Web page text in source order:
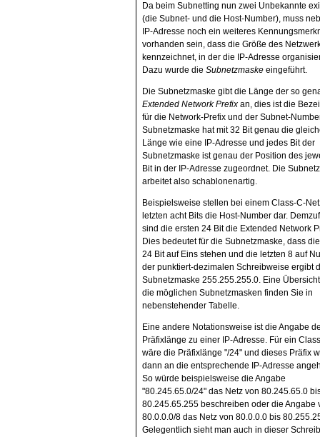
Da beim Subnetting nun zwei Unbekannte
(die Subnet- und die Host-Number), muss
IP-Adresse noch ein weiteres
vorhanden sein, dass die Größe des
kennzeichnet, in der die IP-Adresse
Dazu wurde die Subnetzmaskeeingeführt.
Die Subnetzmaske gibt die Länge der so
Extended Network Prefixan, dies ist die
für die Network-Prefix und der Subnet-
Subnetzmaske hat mit 32 Bit genau die
Länge wie eine IP-Adresse und jedes Bit der
Subnetzmaske ist genau der Position des
Bit in der IP-Adresse zugeordnet. Die
arbeitet also schablonenartig.
Beispielsweise stellen bei einem Class-C-
letzten acht Bits die Host-Number dar.
sind die ersten 24 Bit die Extended Network
Dies bedeutet für die Subnetzmaske, dass
24 Bit auf Eins stehen und die letzten 8 auf
der punktiert-dezimalen Schreibweise ergibt
Subnetzmaske 255.255.255.0. Eine
die möglichen Subnetzmasken finden Sie in
nebenstehender Tabelle.
Eine andere Notationsweise ist die Angabe
Präfixlänge zu einer IP-Adresse. Für ein
wäre die Präfixlänge "/24" und dieses Präfix
dann an die entsprechende IP-Adresse
So würde beispielsweise die Angabe
"80.245.65.0/24" das Netz von 80.245.65.0
80.245.65.255 beschreiben oder die Angabe
80.0.0.0/8 das Netz von 80.0.0.0 bis
Gelegentlich sieht man auch in dieser